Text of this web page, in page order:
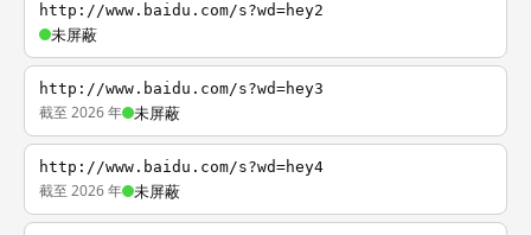
http://www.baidu.com/s?wd=hey2
未屏蔽
http://www.baidu.com/s?wd=hey3
截至 2026 年 未屏蔽
http://www.baidu.com/s?wd=hey4
截至 2026 年 未屏蔽